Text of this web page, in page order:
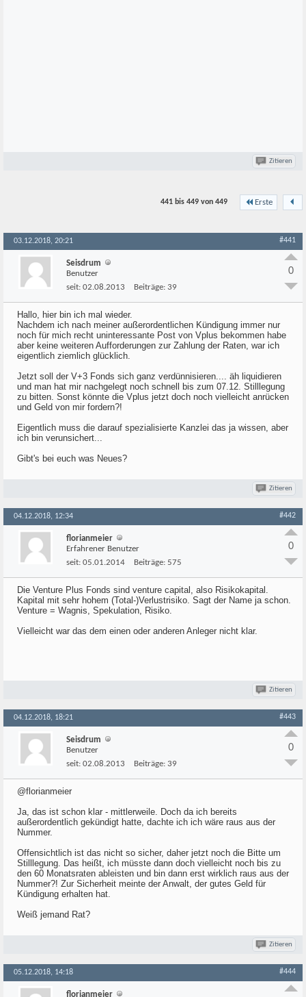
Zitieren
Erste
441 bis 449 von 449
03.12.2018, 20:21 #441
Seisdrum
Benutzer
seit: 02.08.2013 Beiträge: 39
0
Hallo, hier bin ich mal wieder.
Nachdem ich nach meiner außerordentlichen Kündigung immer nur
noch für mich recht uninteressante Post von Vplus bekommen habe
aber keine weiteren Aufforderungen zur Zahlung der Raten, war ich
eigentlich ziemlich glücklich.
Jetzt soll der V+3 Fonds sich ganz verdünnisieren.... äh liquidieren
und man hat mir nachgelegt noch schnell bis zum 07.12. Stilllegung
zu bitten. Sonst könnte die Vplus jetzt doch noch vielleicht anrücken
und Geld von mir fordern?!
Eigentlich muss die darauf spezialisierte Kanzlei das ja wissen, aber
ich bin verunsichert...
Gibt's bei euch was Neues?
Zitieren
04.12.2018, 12:34 #442
florianmeier
Erfahrener Benutzer
seit: 05.01.2014 Beiträge: 575
0
Die Venture Plus Fonds sind venture capital, also Risikokapital.
Kapital mit sehr hohem (Total-)Verlustrisiko. Sagt der Name ja schon.
Venture = Wagnis, Spekulation, Risiko.
Vielleicht war das dem einen oder anderen Anleger nicht klar.
Zitieren
04.12.2018, 18:21 #443
Seisdrum
Benutzer
seit: 02.08.2013 Beiträge: 39
0
@florianmeier
Ja, das ist schon klar - mittlerweile. Doch da ich bereits
außerordentlich gekündigt hatte, dachte ich ich wäre raus aus der
Nummer.
Offensichtlich ist das nicht so sicher, daher jetzt noch die Bitte um
Stilllegung. Das heißt, ich müsste dann doch vielleicht noch bis zu
den 60 Monatsraten ableisten und bin dann erst wirklich raus aus der
Nummer?! Zur Sicherheit meinte der Anwalt, der gutes Geld für
Kündigung erhalten hat.
Weiß jemand Rat?
Zitieren
05.12.2018, 14:18 #444
florianmeier